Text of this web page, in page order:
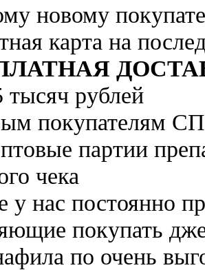
новому
карта на
тысяч рублей
покупателям
партии
чека
у нас постоянно
покупать
по очень